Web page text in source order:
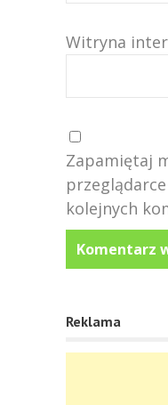
Witryna
Zapamiętaj
kolejnych
Reklama